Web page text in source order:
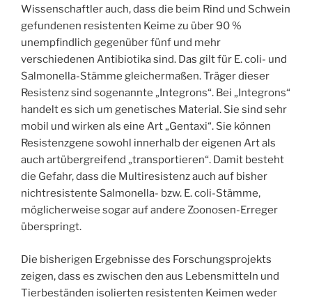
Wissenschaftler auch, dass die beim Rind und Schwein
gefundenen resistenten Keime zu über 90 %
unempfindlich gegenüber fünf und mehr
verschiedenen Antibiotika sind. Das gilt für E. coli- und
Salmonella-Stämme gleichermaßen. Träger dieser
Resistenz sind sogenannte „Integrons“. Bei „Integrons“
handelt es sich um genetisches Material. Sie sind sehr
mobil und wirken als eine Art „Gentaxi“. Sie können
Resistenzgene sowohl innerhalb der eigenen Art als
auch artübergreifend „transportieren“. Damit besteht
die Gefahr, dass die Multiresistenz auch auf bisher
nichtresistente Salmonella- bzw. E. coli-Stämme,
möglicherweise sogar auf andere Zoonosen-Erreger
überspringt.
Die bisherigen Ergebnisse des Forschungsprojekts
zeigen, dass es zwischen den aus Lebensmitteln und
Tierbeständen isolierten resistenten Keimen weder